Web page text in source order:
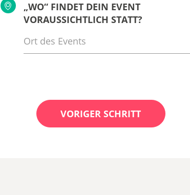
„WO“ FINDET DEIN EVENT
VORAUSSICHTLICH STATT?
VORIGER SCHRITT